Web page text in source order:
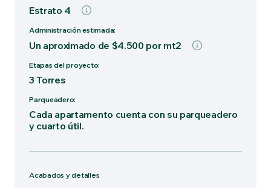
Estrato 4
Administración estimada:
Un aproximado de $4.500 por mt2
Etapas del proyecto:
3 Torres
Parqueadero:
Cada apartamento cuenta con su parqueadero
y cuarto útil.
Acabados y detalles